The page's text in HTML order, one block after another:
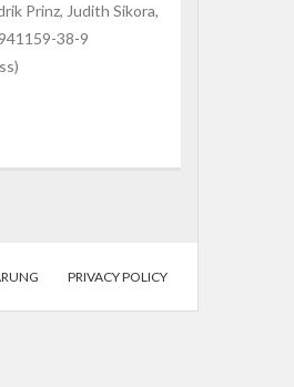
Prinz, Judith Sikora,
38-9
PRIVACY POLICY